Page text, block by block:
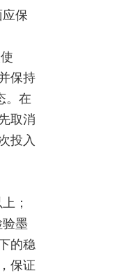
保
保持
。在
取消
投入
；
墨
的稳
保证